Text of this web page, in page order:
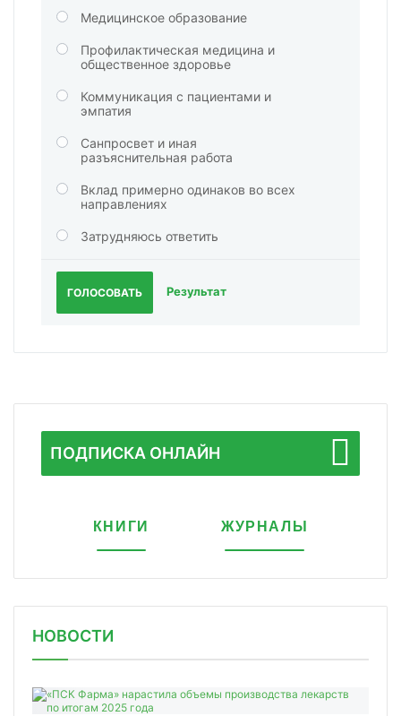
Медицинское образование
Профилактическая медицина и
общественное здоровье
Коммуникация с пациентами и
эмпатия
Санпросвет и иная
разъяснительная работа
Вклад примерно одинаков во всех
направлениях
Затрудняюсь ответить
ГОЛОСОВАТЬ Результат
ПОДПИСКА ОНЛАЙН
КНИГИ ЖУРНАЛЫ
НОВОСТИ